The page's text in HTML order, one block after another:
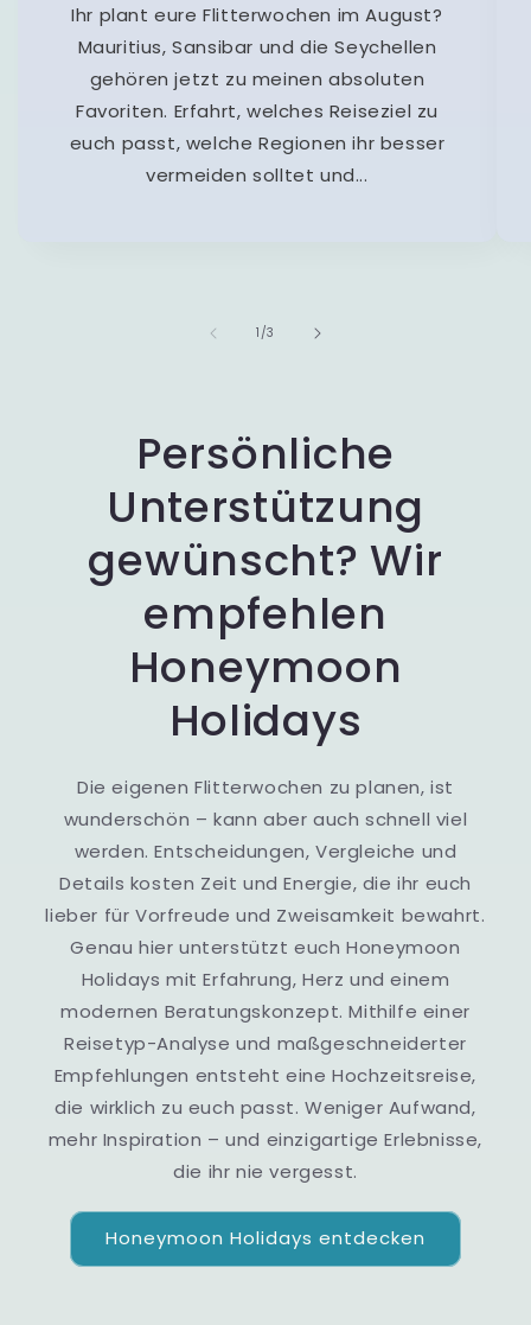
Ihr plant eure Flitterwochen im August?
Mauritius, Sansibar und die Seychellen
gehören jetzt zu meinen absoluten
Favoriten. Erfahrt, welches Reiseziel zu
euch passt, welche Regionen ihr besser
vermeiden solltet und...
1 /von
3
Persönliche
Unterstützung
gewünscht? Wir
empfehlen
Honeymoon
Holidays
Die eigenen Flitterwochen zu planen, ist
wunderschön – kann aber auch schnell viel
werden. Entscheidungen, Vergleiche und
Details kosten Zeit und Energie, die ihr euch
lieber für Vorfreude und Zweisamkeit bewahrt.
Genau hier unterstützt euch Honeymoon
Holidays mit Erfahrung, Herz und einem
modernen Beratungskonzept. Mithilfe einer
Reisetyp-Analyse und maßgeschneiderter
Empfehlungen entsteht eine Hochzeitsreise,
die wirklich zu euch passt. Weniger Aufwand,
mehr Inspiration – und einzigartige Erlebnisse,
die ihr nie vergesst.
Honeymoon Holidays entdecken